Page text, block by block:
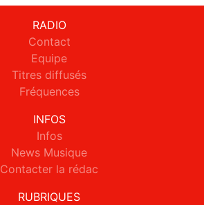
RADIO
Contact
Equipe
Titres diffusés
Fréquences
INFOS
Infos
News Musique
Contacter la rédac
RUBRIQUES